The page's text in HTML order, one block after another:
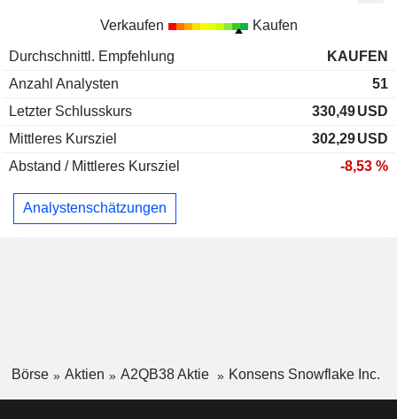
Verkaufen Kaufen
Durchschnittl. Empfehlung
KAUFEN
Anzahl Analysten
51
Letzter Schlusskurs
330,49USD
Mittleres Kursziel
302,29USD
Abstand / Mittleres Kursziel
-8,53 %
Analystenschätzungen
Börse Aktien A2QB38 Aktie Konsens Snowflake Inc.